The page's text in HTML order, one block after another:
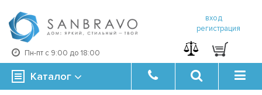
Пн-пт с 9:00 до 18:00
вход
регистрация
Каталог